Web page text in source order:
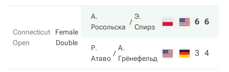
Connecticut
Open
Female
Double
А.
Росольска
Э.
Спирз
6 6
Р.
Атаво
А.
Грёнефельд
3 4